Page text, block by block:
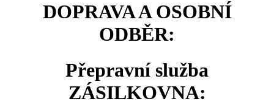
DOPRAVA A OSOBNÍ
ODBĚR:
Přepravní služba
ZÁSILKOVNA: